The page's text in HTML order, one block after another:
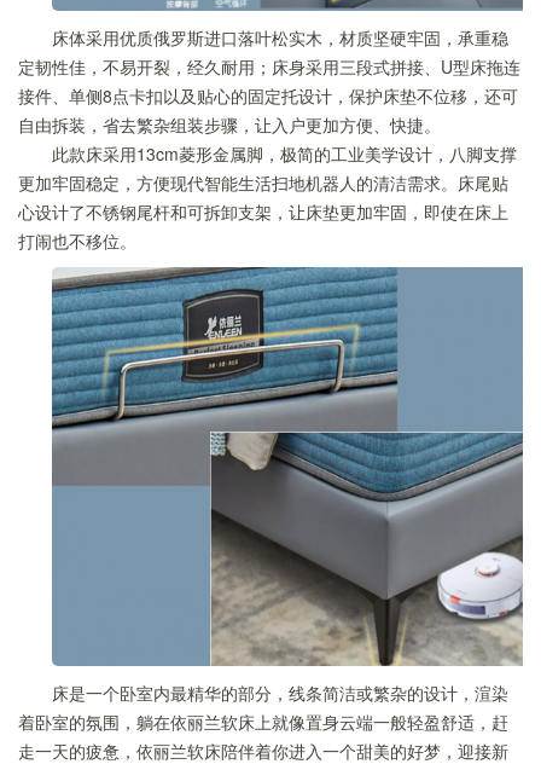
床体采用优质俄罗斯进口落叶松实木，材质坚硬牢固，承重稳
定韧性佳，不易开裂，经久耐用；床身采用三段式拼接、U型床拖连
接件、单侧8点卡扣以及贴心的固定托设计，保护床垫不位移，还可
自由拆装，省去繁杂组装步骤，让入户更加方便、快捷。
此款床采用13cm菱形金属脚，极简的工业美学设计，八脚支撑
更加牢固稳定，方便现代智能生活扫地机器人的清洁需求。床尾贴
心设计了不锈钢尾杆和可拆卸支架，让床垫更加牢固，即使在床上
打闹也不移位。
床是一个卧室内最精华的部分，线条简洁或繁杂的设计，渲染
着卧室的氛围，躺在依丽兰软床上就像置身云端一般轻盈舒适，赶
走一天的疲惫，依丽兰软床陪伴着你进入一个甜美的好梦，迎接新